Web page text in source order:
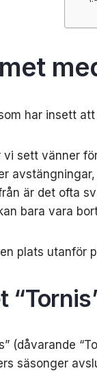
har insett
vi sett vänner
är det ofta
bara vara
plats utanför
(dåvarande
säsonger